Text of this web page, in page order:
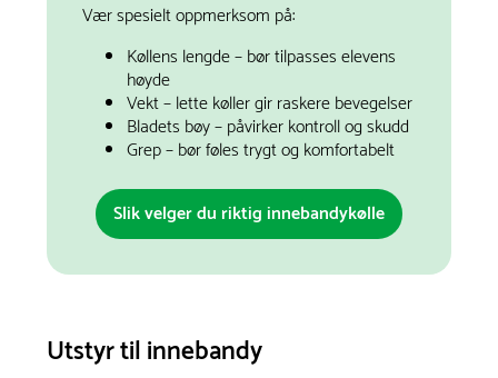
Vær spesielt oppmerksom på:
Køllens lengde – bør tilpasses elevens
høyde
Vekt – lette køller gir raskere bevegelser
Bladets bøy – påvirker kontroll og skudd
Grep – bør føles trygt og komfortabelt
Slik velger du riktig innebandykølle
Utstyr til innebandy